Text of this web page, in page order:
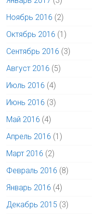
Ноябрь 2016 (2)
Октябрь 2016 (1)
Сентябрь 2016 (3)
Август 2016 (5)
Июль 2016 (4)
Июнь 2016 (3)
Май 2016 (4)
Апрель 2016 (1)
Март 2016 (2)
Февраль 2016 (8)
Январь 2016 (4)
Декабрь 2015 (3)